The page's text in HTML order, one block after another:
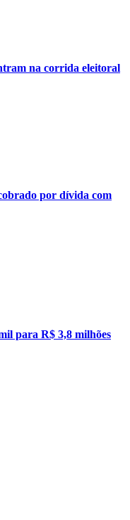
na corrida eleitoral
por dívida com
para R$ 3,8 milhões